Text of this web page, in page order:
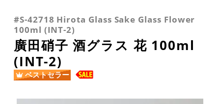
その他ブランド
#S-42718 Hirota Glass Sake Glass Flower
100ml (INT-2)
廣田硝子 酒グラス 花 100ml
(INT-2)
ベストセラー